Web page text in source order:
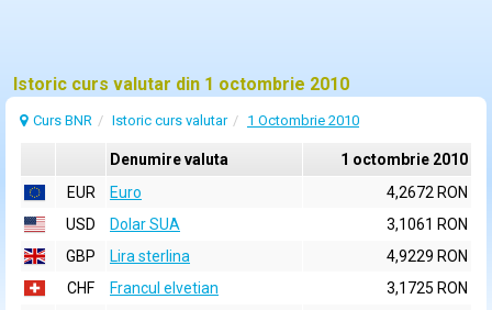
Istoric curs valutar din 1 octombrie 2010
Curs BNR Istoric curs valutar 1 Octombrie 2010
Denumire valuta
1 octombrie 2010
EUR
Euro
4,2672 RON
USD
Dolar SUA
3,1061 RON
GBP
Lira sterlina
4,9229 RON
CHF
Francul elvetian
3,1725 RON